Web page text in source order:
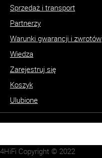
Sprzedaż i transport
Partnerzy
Warunki gwarancji i zwrotów
Wiedza
Zarejestruj się
Koszyk
Ulubione
4HiFi Copyright © 2022